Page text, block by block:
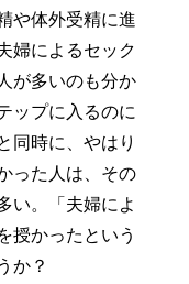
や体外受精に進
婦によるセック
が多いのも分か
ップに入るのに
同時に、やはり
った人は、その
い。「夫婦によ
授かったという
か？